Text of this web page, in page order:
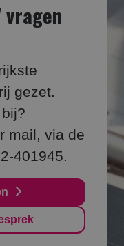
vragen
gezet.
mail, via de
401945.